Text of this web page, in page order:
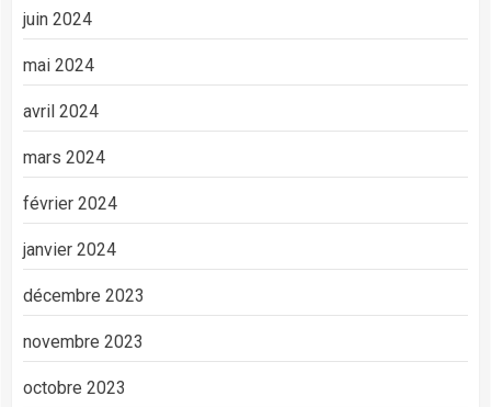
juin 2024
mai 2024
avril 2024
mars 2024
février 2024
janvier 2024
décembre 2023
novembre 2023
octobre 2023